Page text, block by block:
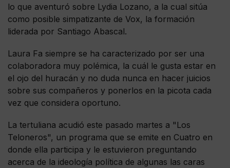
lo que aventuró sobre Lydia Lozano, a la cual sitúa
como posible simpatizante de Vox, la formación
liderada por Santiago Abascal.
Laura Fa siempre se ha caracterizado por ser una
colaboradora muy polémica, la cuál le gusta estar en
el ojo del huracán y no duda nunca en hacer juicios
sobre sus compañeros y ponerlos en la picota cada
vez que considera oportuno.
La tertuliana acudió este pasado martes a "Los
Teloneros", un programa que se emite en Cuatro en
donde ella participa y le estuvieron preguntando
acerca de la ideología política de algunas las caras